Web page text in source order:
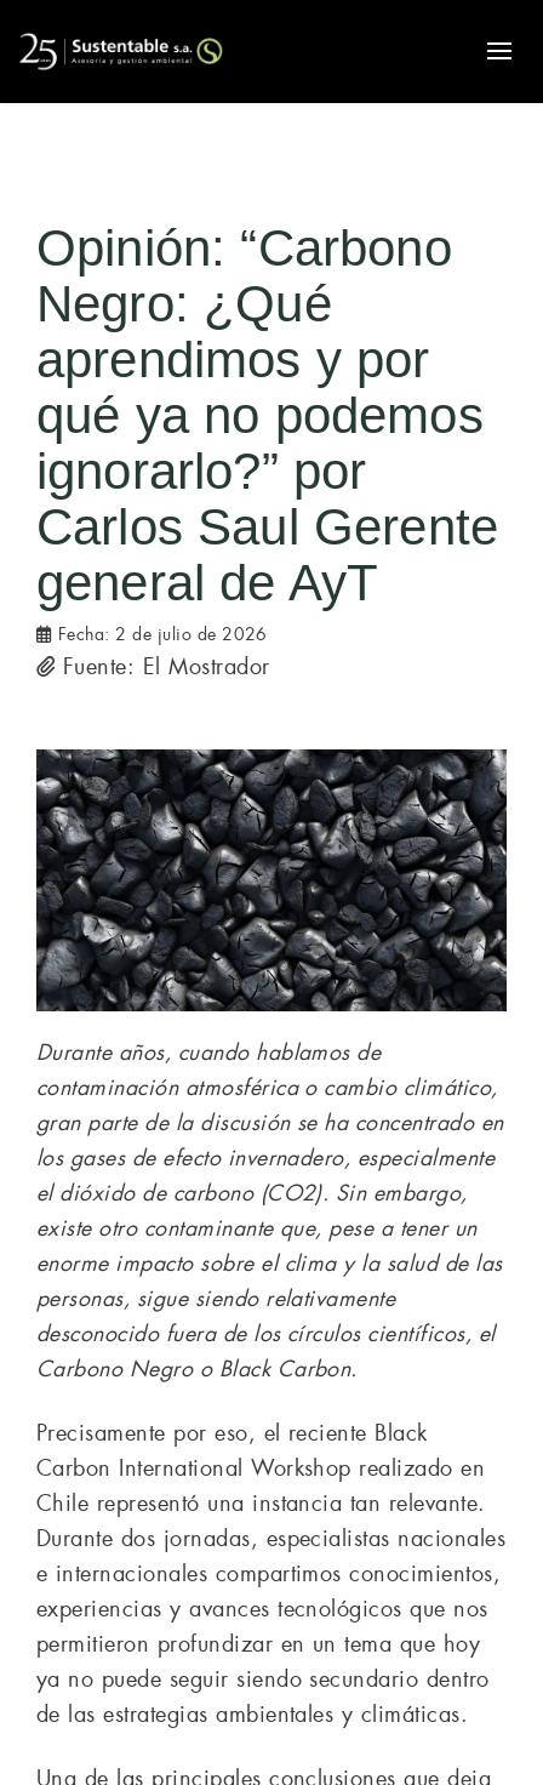
Opinión: “Carbono
Negro: ¿Qué
aprendimos y por
qué ya no podemos
ignorarlo?” por
Carlos Saul Gerente
general de AyT
Fecha: 2 de julio de 2026
Fuente: El Mostrador
Durante años, cuando hablamos de
contaminación atmosférica o cambio climático,
gran parte de la discusión se ha concentrado en
los gases de efecto invernadero, especialmente
el dióxido de carbono (CO2). Sin embargo,
existe otro contaminante que, pese a tener un
enorme impacto sobre el clima y la salud de las
personas, sigue siendo relativamente
desconocido fuera de los círculos científicos, el
Carbono Negro o Black Carbon.
Precisamente por eso, el reciente Black
Carbon International Workshop realizado en
Chile representó una instancia tan relevante.
Durante dos jornadas, especialistas nacionales
e internacionales compartimos conocimientos,
experiencias y avances tecnológicos que nos
permitieron profundizar en un tema que hoy
ya no puede seguir siendo secundario dentro
de las estrategias ambientales y climáticas.
Una de las principales conclusiones que deja